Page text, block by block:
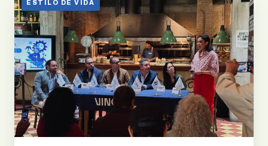
ESTILO DE VIDA